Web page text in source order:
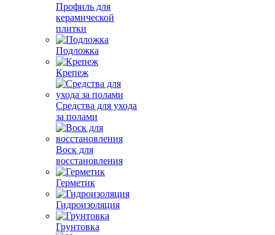
Профиль для
керамической
плитки
Подложка
Крепеж
Средства для ухода
за полами
Воск для
восстановления
Герметик
Гидроизоляция
Грунтовка